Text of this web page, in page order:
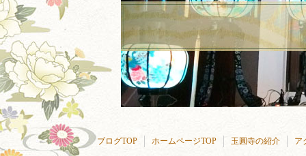
ブログTOP ホームページTOP 玉圓寺の紹介 ア